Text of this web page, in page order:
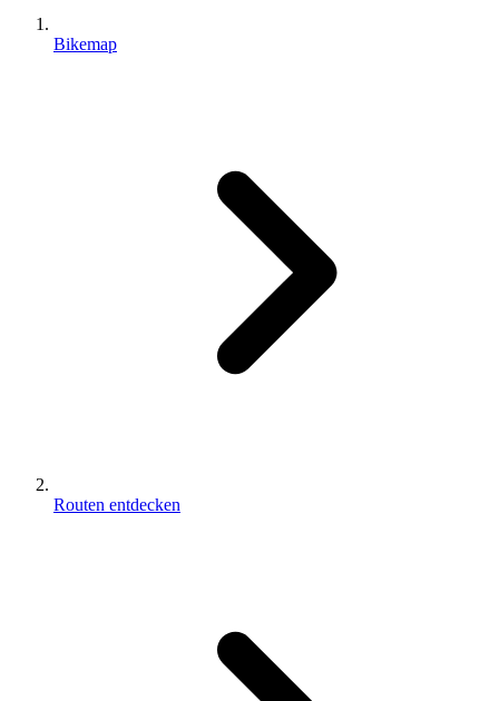
Bikemap
Routen entdecken